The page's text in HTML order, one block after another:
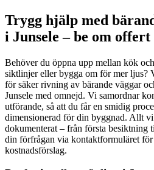
Trygg hjälp med
i Junsele – be om
Behöver du öppna upp mellan kök
siktlinjer eller bygga om för mer ljus?
för säker rivning av bärande väggar
Junsele med omnejd. Vi samordnar
utförande, så att du får en smidig
dimensionerad för din byggnad. Allt
dokumenterat – från första
din förfrågan via kontaktformuläret
kostnadsförslag.